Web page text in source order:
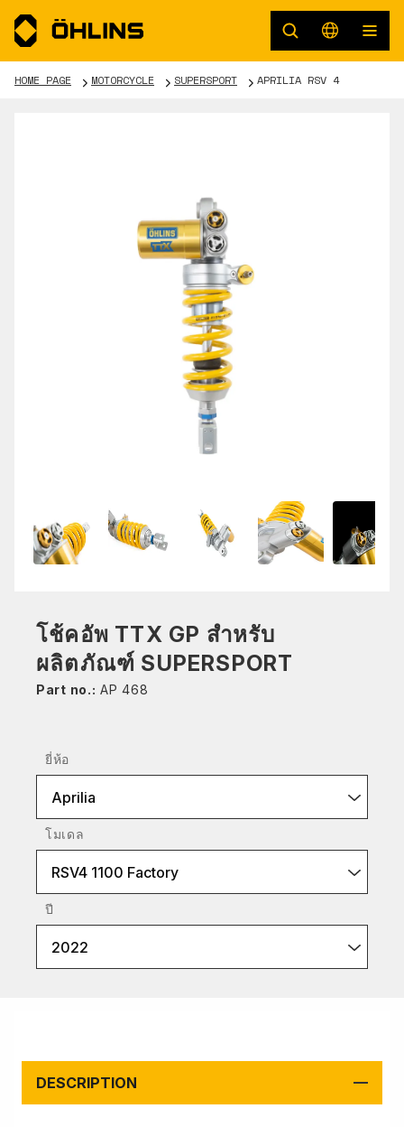
HOME PAGE MOTORCYCLE SUPERSPORT APRILIA RSV 4
โช้คอัพ TTX GP สำหรับ
ผลิตภัณฑ์ SUPERSPORT
Part no.: AP 468
ยี่ห้อ
Aprilia
โมเดล
RSV4 1100 Factory
ปี
2022
DESCRIPTION